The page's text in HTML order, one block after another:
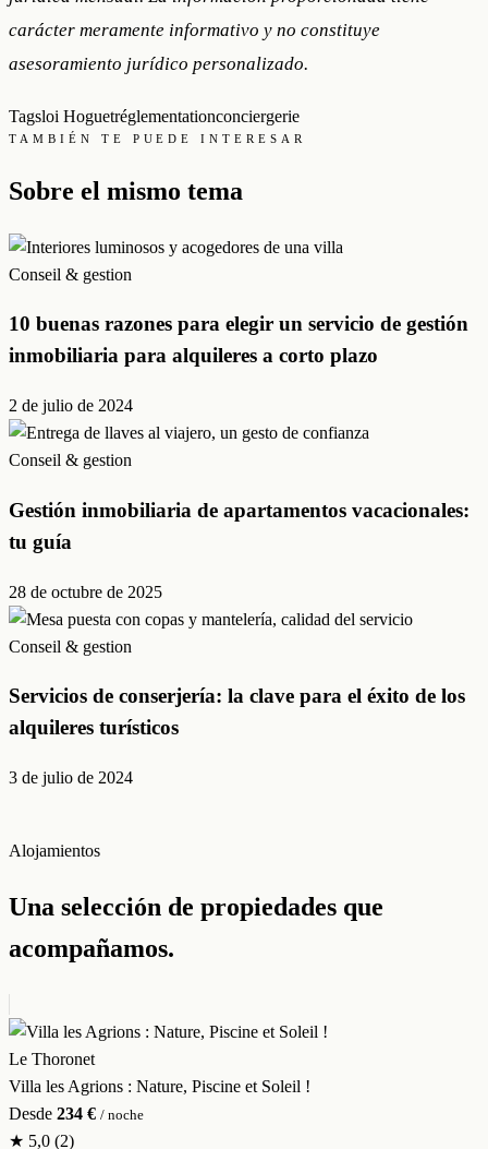
carácter meramente informativo y no constituye
asesoramiento jurídico personalizado.
Tagsloi Hoguetréglementationconciergerie
TAMBIÉN TE PUEDE INTERESAR
Sobre el mismo tema
Conseil & gestion
10 buenas razones para elegir un servicio de gestión
inmobiliaria para alquileres a corto plazo
2 de julio de 2024
Conseil & gestion
Gestión inmobiliaria de apartamentos vacacionales:
tu guía
28 de octubre de 2025
Conseil & gestion
Servicios de conserjería: la clave para el éxito de los
alquileres turísticos
3 de julio de 2024
Alojamientos
Una selección de propiedades que
acompañamos.
Le Thoronet
Villa les Agrions : Nature, Piscine et Soleil !
Desde 234 € / noche
★ 5,0 (2)